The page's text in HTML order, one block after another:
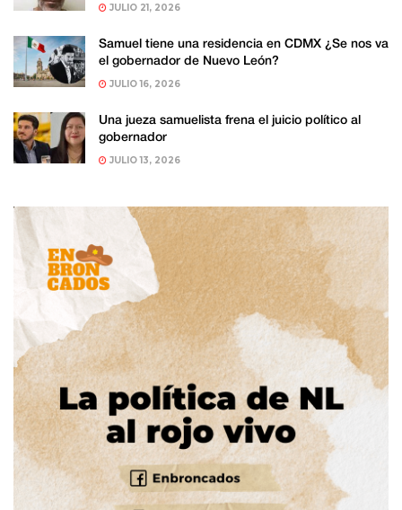
JULIO 21, 2026
Samuel tiene una residencia en CDMX ¿Se nos va
el gobernador de Nuevo León?
JULIO 16, 2026
Una jueza samuelista frena el juicio político al
gobernador
JULIO 13, 2026